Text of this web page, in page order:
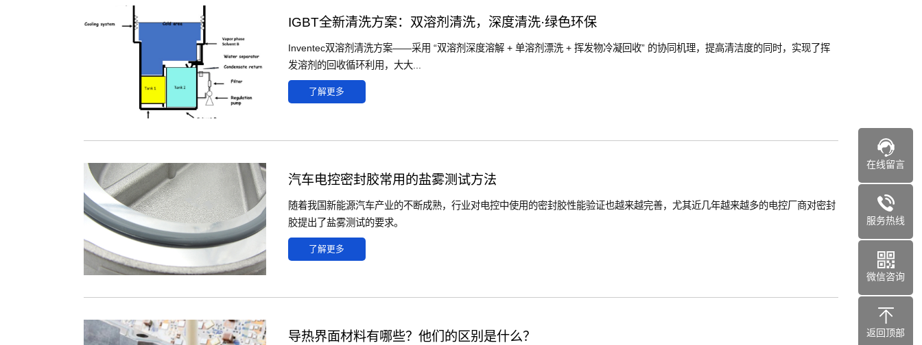
IGBT全新清洗方案：双溶剂清洗，深度清洗·绿色环保
Inventec双溶剂清洗方案——采用 “双溶剂深度溶解 + 单溶剂漂洗 + 挥发物冷凝回收” 的协同机理，提高清洁度的同时，实现了挥
发溶剂的回收循环利用，大大...
了解更多
汽车电控密封胶常用的盐雾测试方法
随着我国新能源汽车产业的不断成熟，行业对电控中使用的密封胶性能验证也越来越完善，尤其近几年越来越多的电控厂商对密封
胶提出了盐雾测试的要求。
了解更多
导热界面材料有哪些？他们的区别是什么？
在线留言
服务热线
微信咨询
返回顶部